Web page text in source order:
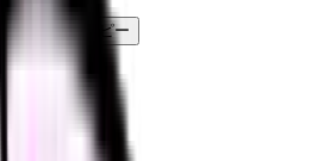
投稿文コピー
事